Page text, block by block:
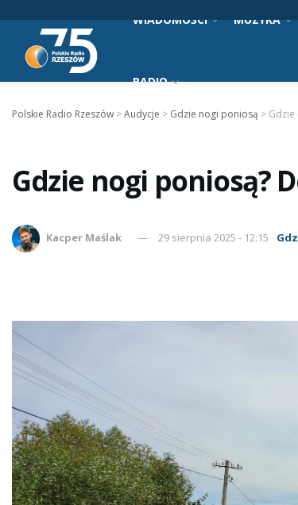
WIADOMOŚCI MUZYKA
RADIO
Polskie Radio Rzeszów >Audycje > Gdzie nogi poniosą >
Gdzie nogi poniosą?
Kacper Maślak 29 sierpnia 2025 - 12:15